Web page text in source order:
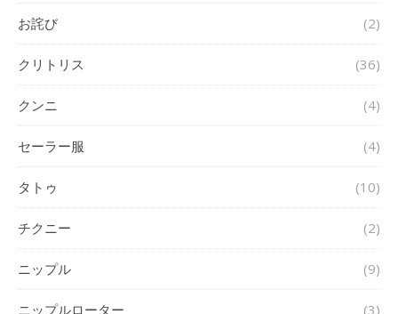
お詫び (2)
クリトリス (36)
クンニ (4)
セーラー服 (4)
タトゥ (10)
チクニー (2)
ニップル (9)
ニップルローター (3)